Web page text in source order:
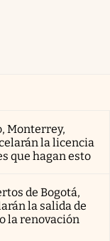
Monterrey,
la licencia
que hagan esto
de Bogotá,
la salida de
la renovación